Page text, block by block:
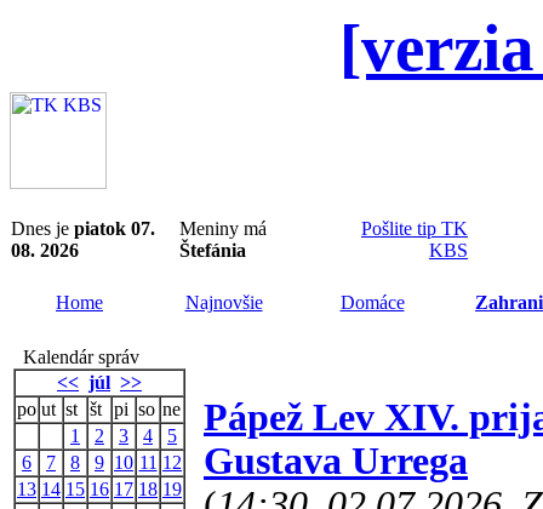
Dnes je piatok 07.
08. 2026
Meniny má
Štefánia
Pošlite tip TK
KBS
Home Najnovšie Domáce
Kalendár správ
<< júl >>
po ut st št pi so ne
1
2 3 4
5
6
7 8 9 10 11 12
13 14 15 16 17 18 19
Pápež Lev XIV.
Gustava Urrega